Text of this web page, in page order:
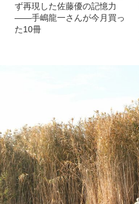
ず再現した佐藤優の記憶力
――手嶋龍一さんが今月買っ
た10冊